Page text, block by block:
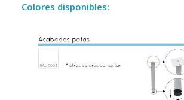
Colores disponibles: